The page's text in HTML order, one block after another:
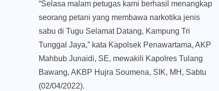
“Selasa malam petugas kami berhasil menangkap
seorang petani yang membawa narkotika jenis
sabu di Tugu Selamat Datang, Kampung Tri
Tunggal Jaya,” kata Kapolsek Penawartama, AKP
Mahbub Junaidi, SE, mewakili Kapolres Tulang
Bawang, AKBP Hujra Soumena, SIK, MH, Sabtu
(02/04/2022).